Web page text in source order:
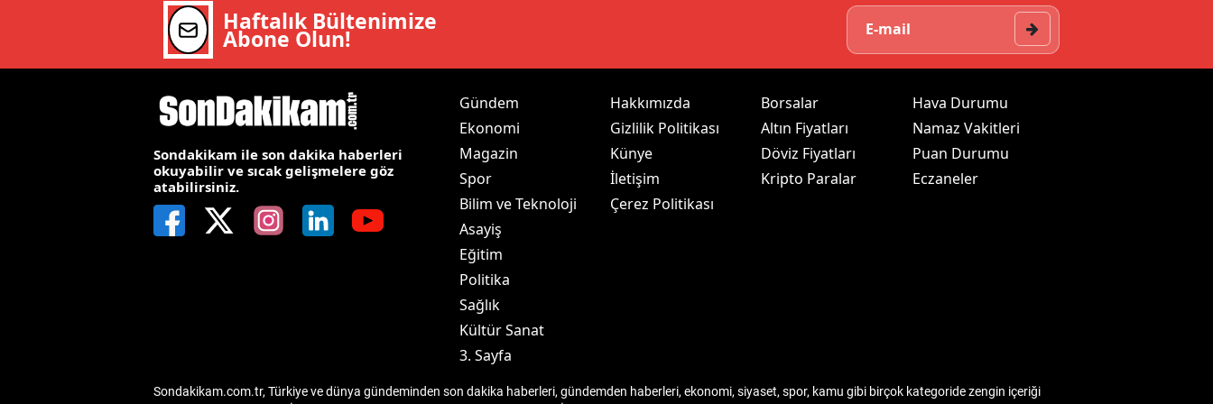
Mersin
Kastamonu
Kütahya
Haftalık Bültenimize
Abone Olun!
Sondakikam ile son dakika haberleri
okuyabilir ve sıcak gelişmelere göz
atabilirsiniz.
Gündem
Ekonomi
Magazin
Spor
Bilim ve Teknoloji
Asayiş
Eğitim
Politika
Sağlık
Kültür Sanat
3. Sayfa
Hakkımızda
Gizlilik Politikası
Künye
İletişim
Çerez Politikası
Borsalar
Altın Fiyatları
Döviz Fiyatları
Kripto Paralar
Hava Durumu
Namaz Vakitleri
Puan Durumu
Eczaneler
Sondakikam.com.tr, Türkiye ve dünya gündeminden son dakika haberleri, gündemden haberleri, ekonomi, siyaset, spor, kamu gibi birçok kategoride zengin içeriği